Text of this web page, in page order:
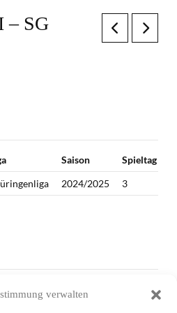
verwalten
– SG
Saison
Spieltag
2024/2025 3
3. Periode
Endergebnis